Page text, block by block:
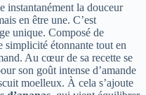
instantanément la douceur
en être une. C’est
unique. Composé de
simplicité étonnante tout en
Au cœur de sa recette se
son goût intense d’amande
moelleux. À cela s’ajoute